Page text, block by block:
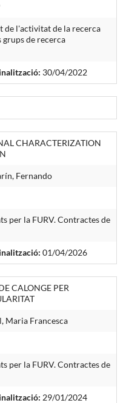
de l'activitat de la recerca
de recerca
30/04/2022
CHARACTERIZATION
Fernando
per la FURV. Contractes de
01/04/2026
CALONGE PER
Maria Francesca
per la FURV. Contractes de
29/01/2024